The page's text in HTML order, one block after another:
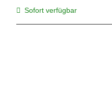
Sofort verfügbar